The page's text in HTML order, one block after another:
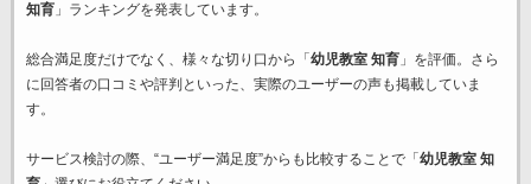
知育」ランキングを発表しています。
総合満足度だけでなく、様々な切り口から「 幼児教室 知育」を評価。さら
に回答者の口コミや評判といった、実際のユーザーの声も掲載していま
す。
サービス検討の際、“ユーザー満足度”からも比較することで「 幼児教室 知